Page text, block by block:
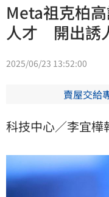
Meta祖克柏
人才 開出誘
2025/06/23 13:52:00
賣屋交給
科技中心／李宜樺